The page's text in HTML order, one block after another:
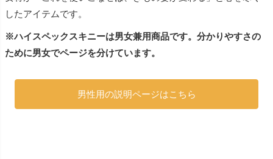
したアイテムです。
※ハイスペックスキニーは男女兼用商品です。分かりやすさの
ために男女でページを分けています。
男性用の説明ページはこちら